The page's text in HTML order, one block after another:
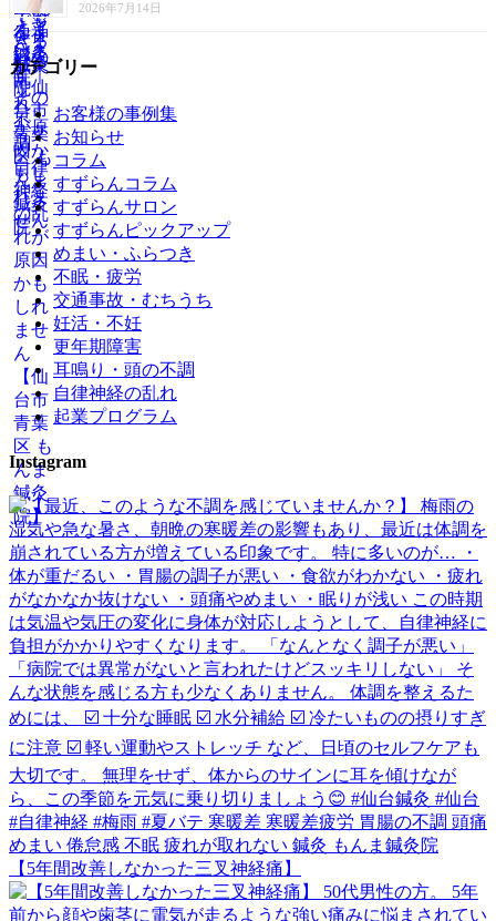
2026年7月14日
カテゴリー
お客様の事例集
お知らせ
コラム
すずらんコラム
すずらんサロン
すずらんピックアップ
めまい・ふらつき
不眠・疲労
交通事故・むちうち
妊活・不妊
更年期障害
耳鳴り・頭の不調
自律神経の乱れ
起業プログラム
Instagram
【5年間改善しなかった三叉神経痛】